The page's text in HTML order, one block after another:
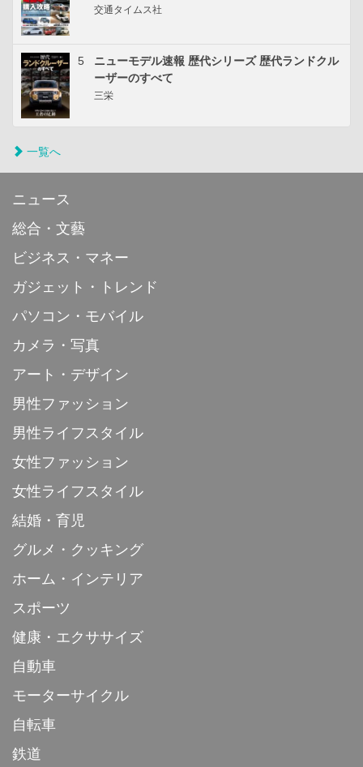
交通タイムス社
5
ニューモデル速報 歴代シリーズ 歴代ランドクル
ーザーのすべて
三栄
一覧へ
ニュース
総合・文藝
ビジネス・マネー
ガジェット・トレンド
パソコン・モバイル
カメラ・写真
アート・デザイン
男性ファッション
男性ライフスタイル
女性ファッション
女性ライフスタイル
結婚・育児
グルメ・クッキング
ホーム・インテリア
スポーツ
健康・エクササイズ
自動車
モーターサイクル
自転車
鉄道